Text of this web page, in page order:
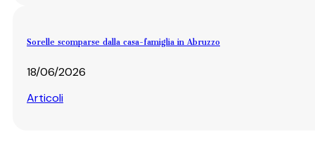
Sorelle scomparse dalla casa-famiglia in Abruzzo
18/06/2026
Articoli